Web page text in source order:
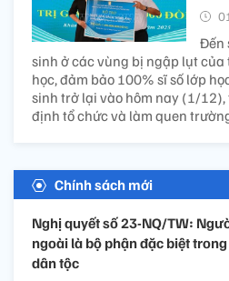
Đến
sinh ở các vùng bị ngập lụt
học, đảm bảo 100% sĩ số lớp
sinh trở lại vào hôm nay (1/
định tổ chức và làm quen
Chính sách mới
Nghị quyết số 23-NQ/TW:
ngoài là bộ phận đặc biệt
dân tộc